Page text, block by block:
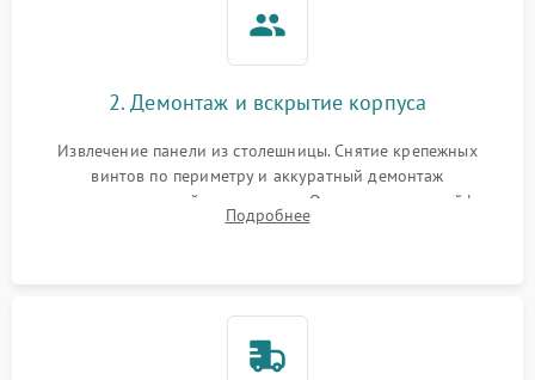
2. Демонтаж и вскрытие корпуса
Извлечение панели из столешницы. Снятие крепежных
винтов по периметру и аккуратный демонтаж
стеклокерамической поверхности. Отсоединение шлейфов
сенсорного блока для доступа к силовым платам, катушкам
Подробнее